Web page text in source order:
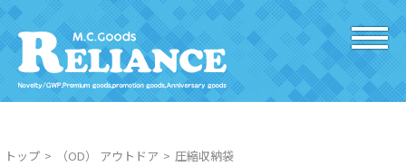
トップ （OD） アウトドア 圧縮収納袋